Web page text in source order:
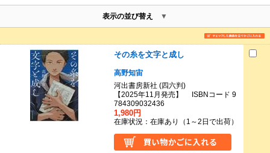
表示の並び替え
その糸を文字と成し
高野知宙
河出書房新社 (四六判)
【2025年11月発売】 ISBNコード 9
784309032436
1,980円
在庫状況：在庫あり（1～2日で出荷）